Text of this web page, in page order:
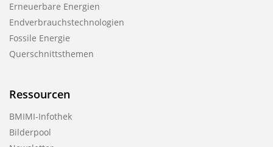
Erneuerbare Energien
Endverbrauchstechnologien
Fossile Energie
Querschnittsthemen
Ressourcen
BMIMI-Infothek
Bilderpool